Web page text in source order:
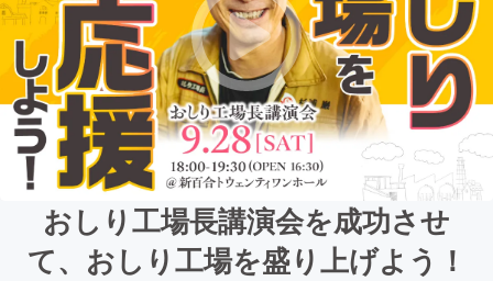
おしり工場長講演会を成功させ
て、おしり工場を盛り上げよう！